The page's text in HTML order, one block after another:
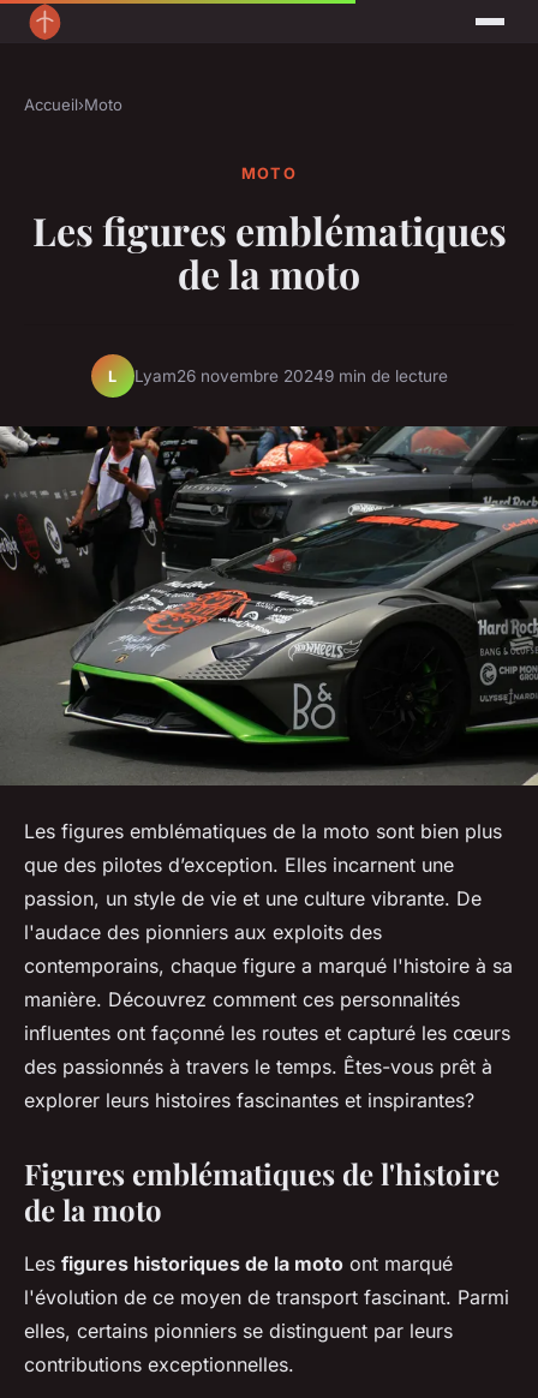
Accueil›Moto
MOTO
Les figures emblématiques
de la moto
L Lyam26 novembre 20249 min de lecture
Les figures emblématiques de la moto sont bien plus
que des pilotes d’exception. Elles incarnent une
passion, un style de vie et une culture vibrante. De
l'audace des pionniers aux exploits des
contemporains, chaque figure a marqué l'histoire à sa
manière. Découvrez comment ces personnalités
influentes ont façonné les routes et capturé les cœurs
des passionnés à travers le temps. Êtes-vous prêt à
explorer leurs histoires fascinantes et inspirantes?
Figures emblématiques de l'histoire
de la moto
Les figures historiques de la moto ont marqué
l'évolution de ce moyen de transport fascinant. Parmi
elles, certains pionniers se distinguent par leurs
contributions exceptionnelles.